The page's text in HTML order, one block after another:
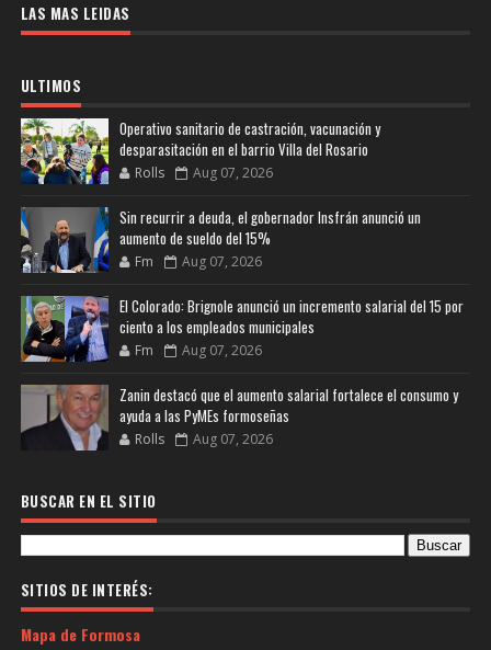
LAS MAS LEIDAS
ULTIMOS
Operativo sanitario de castración, vacunación y
desparasitación en el barrio Villa del Rosario
Rolls Aug 07, 2026
Sin recurrir a deuda, el gobernador Insfrán anunció un
aumento de sueldo del 15%
Fm Aug 07, 2026
El Colorado: Brignole anunció un incremento salarial del 15 por
ciento a los empleados municipales
Fm Aug 07, 2026
Zanin destacó que el aumento salarial fortalece el consumo y
ayuda a las PyMEs formoseñas
Rolls Aug 07, 2026
BUSCAR EN EL SITIO
SITIOS DE INTERÉS:
Mapa de Formosa